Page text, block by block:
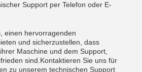
Support per Telefon oder E-
einen hervorragenden
und sicherzustellen, dass
Maschine und dem Support,
sind.Kontaktieren Sie uns für
zu unserem technischen Support